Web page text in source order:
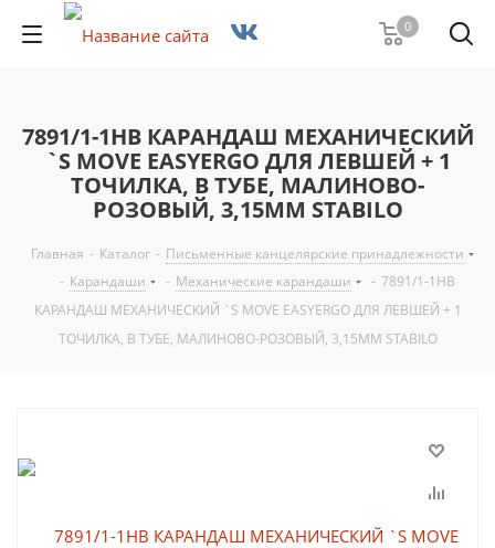
0
7891/1-1НВ КАРАНДАШ МЕХАНИЧЕСКИЙ
`S MOVE EASYERGO ДЛЯ ЛЕВШЕЙ + 1
ТОЧИЛКА, В ТУБЕ, МАЛИНОВО-
РОЗОВЫЙ, 3,15ММ STABILO
Главная - Каталог - Письменные канцелярские принадлежности
- Карандаши - Механические карандаши - 7891/1-1НВ
КАРАНДАШ МЕХАНИЧЕСКИЙ `S MOVE EASYERGO ДЛЯ ЛЕВШЕЙ + 1
ТОЧИЛКА, В ТУБЕ, МАЛИНОВО-РОЗОВЫЙ, 3,15ММ STABILO